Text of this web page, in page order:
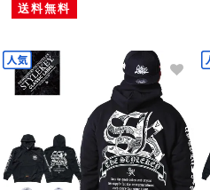
送料無料